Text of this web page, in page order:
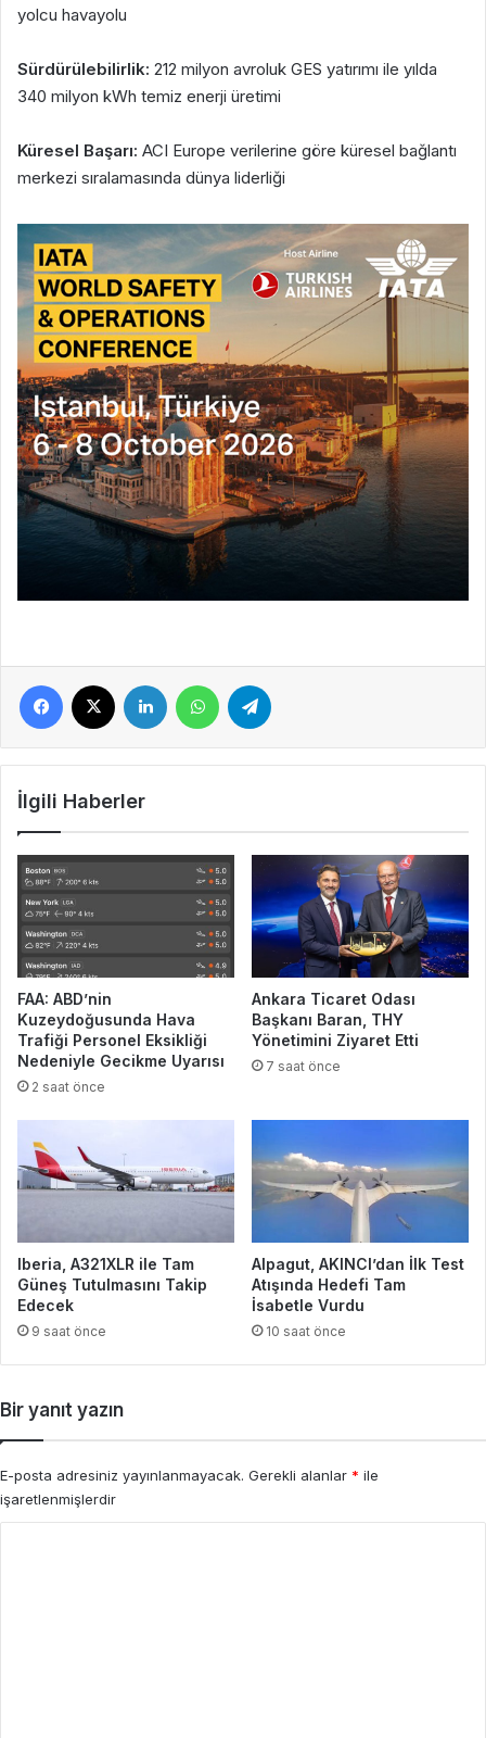
yolcu havayolu
Sürdürülebilirlik: 212 milyon avroluk GES yatırımı ile yılda
340 milyon kWh temiz enerji üretimi
Küresel Başarı: ACI Europe verilerine göre küresel bağlantı
merkezi sıralamasında dünya liderliği
Facebook LinkedIn WhatsApp
İlgili Haberler
FAA: ABD’nin
Kuzeydoğusunda Hava
Trafiği Personel Eksikliği
Nedeniyle Gecikme Uyarısı
2 saat önce
Ankara Ticaret Odası
Başkanı Baran, THY
Yönetimini Ziyaret Etti
7 saat önce
Iberia, A321XLR ile Tam
Güneş Tutulmasını Takip
Edecek
9 saat önce
Alpagut, AKINCI’dan İlk Test
Atışında Hedefi Tam
İsabetle Vurdu
10 saat önce
Bir yanıt yazın
E-posta adresiniz yayınlanmayacak. Gerekli alanlar * ile
işaretlenmişlerdir